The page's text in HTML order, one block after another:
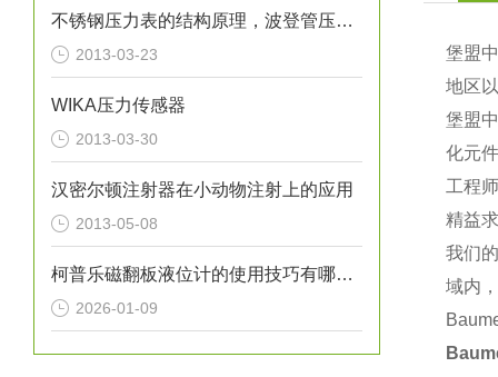
不锈钢压力表的结构原理，波登管压力表原理
2013-03-23
WIKA压力传感器
2013-03-30
汉密尔顿注射器在小动物注射上的应用
2013-05-08
柯普乐磁翻板液位计的使用技巧有哪些？
2026-01-09
堡盟
地区
堡盟
化元
工程
精益
我们
域内